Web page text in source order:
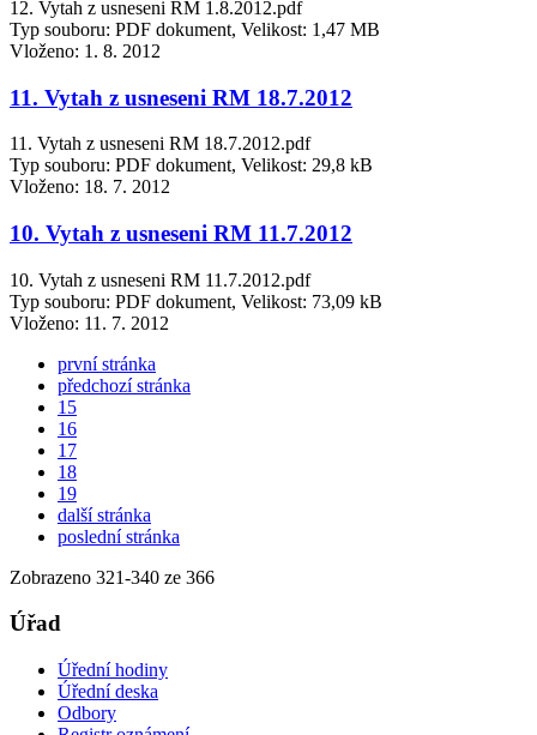
12. Vytah z usneseni RM 1.8.2012.pdf
Typ souboru: PDF dokument, Velikost: 1,47 MB
Vloženo: 1. 8. 2012
11. Vytah z usneseni RM 18.7.2012
11. Vytah z usneseni RM 18.7.2012.pdf
Typ souboru: PDF dokument, Velikost: 29,8 kB
Vloženo: 18. 7. 2012
10. Vytah z usneseni RM 11.7.2012
10. Vytah z usneseni RM 11.7.2012.pdf
Typ souboru: PDF dokument, Velikost: 73,09 kB
Vloženo: 11. 7. 2012
první stránka
předchozí stránka
15
16
17
18
19
další stránka
poslední stránka
Zobrazeno 321-340 ze 366
Úřad
Úřední hodiny
Úřední deska
Odbory